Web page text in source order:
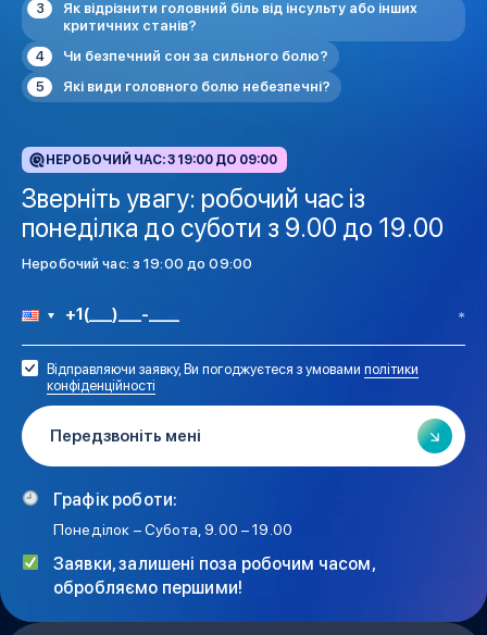
Як відрізнити головний біль від інсульту або інших
критичних станів?
Чи безпечний сон за сильного болю?
Які види головного болю небезпечні?
НЕРОБОЧИЙ ЧАС: З 19:00 ДО 09:00
Зверніть увагу: робочий час із
понеділка до суботи з 9.00 до 19.00
Неробочий час: з 19:00 до 09:00
Відправляючи заявку, Ви погоджуєтеся з умовами політики
конфіденційності
Графік роботи:
Понеділок – Субота, 9.00 – 19.00
Заявки, залишені поза робочим часом,
обробляємо першими!